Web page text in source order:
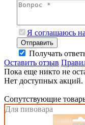
Я соглашаюсь
Отправить
Получать
Оставить отзыв
Пока еще никто не
Нет доступных акций.
Сопутствующие
Для пивовара